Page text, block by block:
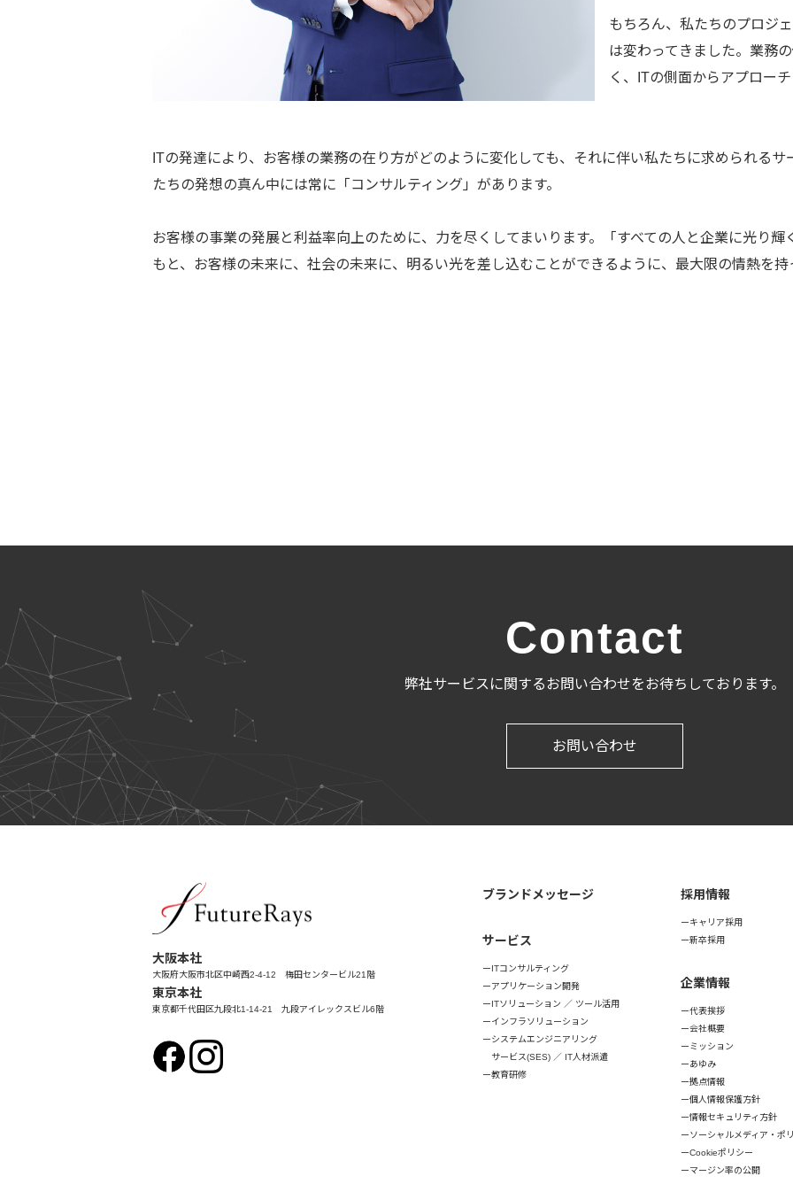
もちろん、私たちのプロジ
は変わってきました。業務
く、ITの側面からアプロー
ITの発達により、お客様の業務の在り方がどのように変化しても、それに伴い私たちに求められる
たちの発想の真ん中には常に「コンサルティング」があります。
お客様の事業の発展と利益率向上のために、力を尽くしてまいります。「すべての人と企業に光り
もと、お客様の未来に、社会の未来に、明るい光を差し込むことができるように、最大限の情熱を持
Contact
弊社サービスに関するお問い合わせをお待ちしております。
お問い合わせ
大阪本社
大阪府大阪市北区中崎西2-4-12 梅田センタービル21階
東京本社
東京都千代田区九段北1-14-21 九段アイレックスビル6階
ブランドメッセージ
サービス
ITコンサルティング
アプリケーション開発
ITソリューション ／ ツール活用
インフラソリューション
システムエンジニアリング
サービス(SES) ／ IT人材派遣
教育研修
採用情報
キャリア採用
新卒採用
企業情報
代表挨拶
会社概要
ミッション
あゆみ
拠点情報
個人情報保護方針
情報セキュリティ方針
ソーシャルメディア・ポ
Cookieポリシー
マージン率の公開